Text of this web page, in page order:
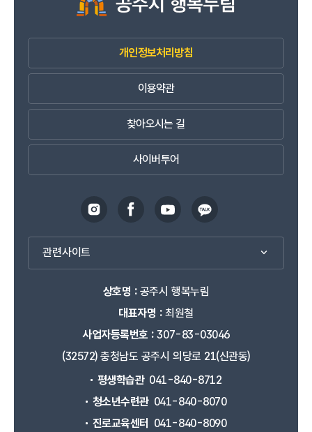
개인정보처리방침
이용약관
찾아오시는 길
사이버투어
관련사이트
상호명 :공주시 행복누림
대표자명 :최원철
사업자등록번호 :307-83-03046
(32572) 충청남도 공주시 의당로 21(신관동)
평생학습관 041-840-8712
청소년수련관 041-840-8070
진로교육센터
041-840-8090